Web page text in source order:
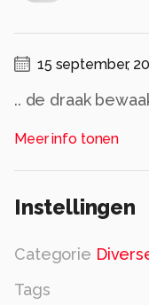
15 september,
.. de draak
Alle rechten voorbehouden
Meer info tonen
Instellingen
Categorie
Tags